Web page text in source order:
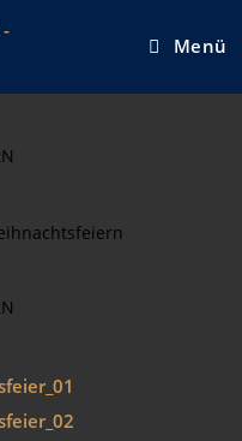
Menü